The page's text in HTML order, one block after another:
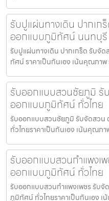
รับปูแผ่นทางเดิน ปากเ
ออกแบบภูมิทัศน์ นนทบุรี
รับปูแผ่นทางเดิน ปากเกร็ด รับ
ทัศน์ ราคาเป็นกันเอง เน้นคุณภา
รับออกแบบสวนชัยภูมิ รั
ออกแบบภูมิทัศน์ ทั่วไทย
รับออกแบบสวนชัยภูมิ รับจัดสว
ทั่วไทยราคาเป็นกันเอง เน้นคุณภ
รับออกแบบสวนกำแพงเ
ออกแบบภูมิทัศน์ ทั่วไทย
รับออกแบบสวนกำแพงเพชร รับ
ภูมิทัศน์ ทั่วไทยราคาเป็นกันเอง